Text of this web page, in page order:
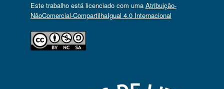
Este trabalho está licenciado com uma Atribuição-
NãoComercial-CompartilhaIgual 4.0 Internacional